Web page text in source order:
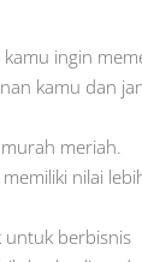
ingin
kamu dan
meriah.
nilai
untuk berbisnis